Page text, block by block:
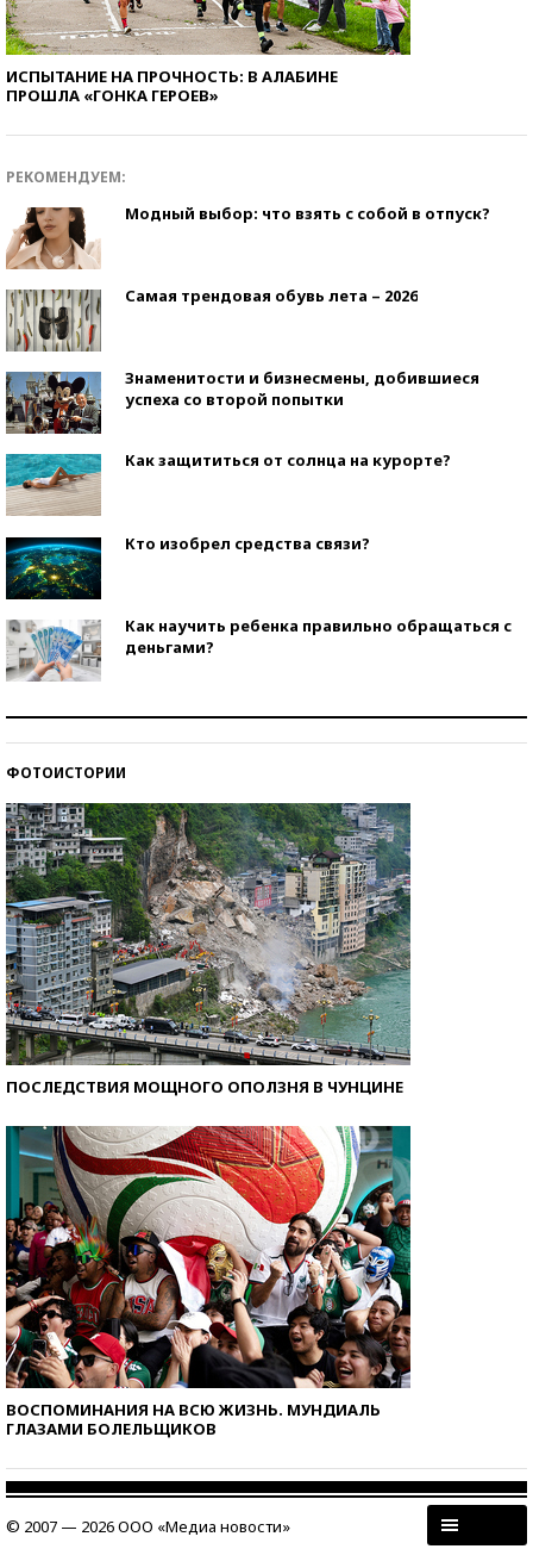
ИСПЫТАНИЕ НА ПРОЧНОСТЬ: В АЛАБИНЕ
ПРОШЛА «ГОНКА ГЕРОЕВ»
РЕКОМЕНДУЕМ:
Модный выбор: что взять с собой в отпуск?
Самая трендовая обувь лета – 2026
Знаменитости и бизнесмены, добившиеся
успеха со второй попытки
Как защититься от солнца на курорте?
Кто изобрел средства связи?
Как научить ребенка правильно обращаться с
деньгами?
ФОТОИСТОРИИ
ПОСЛЕДСТВИЯ МОЩНОГО ОПОЛЗНЯ В ЧУНЦИНЕ
ВОСПОМИНАНИЯ НА ВСЮ ЖИЗНЬ. МУНДИАЛЬ
ГЛАЗАМИ БОЛЕЛЬЩИКОВ
© 2007 — 2026 ООО «Медиа новости»